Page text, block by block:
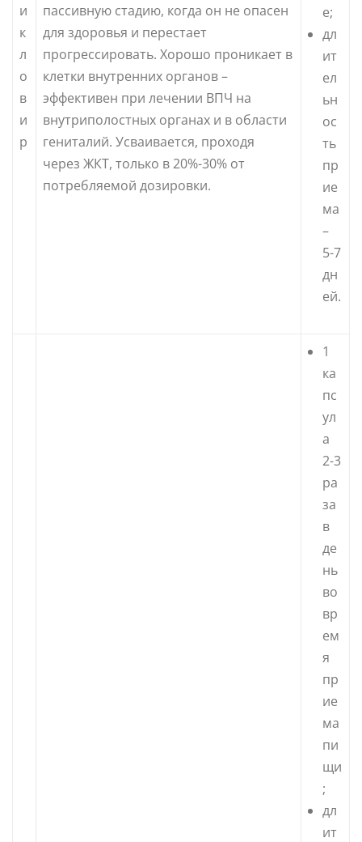
и
к
л
о
в
и
р
пассивную стадию, когда он не опасен
для здоровья и перестает
прогрессировать. Хорошо проникает в
клетки внутренних органов –
эффективен при лечении ВПЧ на
внутриполостных органах и в области
гениталий. Усваивается, проходя
через ЖКТ, только в 20%-30% от
потребляемой дозировки.
е;
дл
ит
ел
ьн
ос
ть
пр
ие
ма
–
5-7
дн
ей.
1
ка
пс
ул
а
2-3
ра
за
в
де
нь
во
вр
ем
я
пр
ие
ма
пи
щи
;
дл
ит